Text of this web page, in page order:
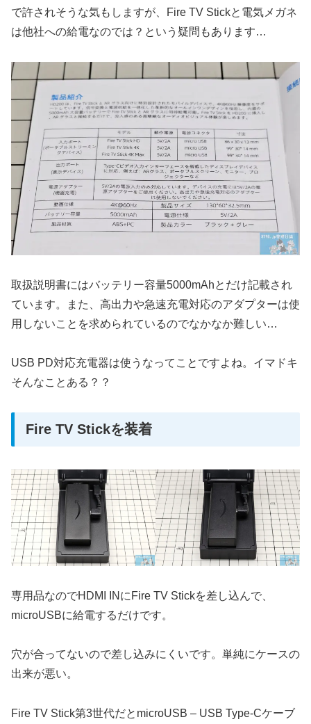
で許されそうな気もしますが、Fire TV Stickと電気メガネ
は他社への給電なのでは？という疑問もあります…
取扱説明書にはバッテリー容量5000mAhとだけ記載され
ています。また、高出力や急速充電対応のアダプターは使
用しないことを求められているのでなかなか難しい…
USB PD対応充電器は使うなってことですよね。イマドキ
そんなことある？？
Fire TV Stickを装着
専用品なのでHDMI INにFire TV Stickを差し込んで、
microUSBに給電するだけです。
穴が合ってないので差し込みにくいです。単純にケースの
出来が悪い。
Fire TV Stick第3世代だとmicroUSB – USB Type-Cケーブ